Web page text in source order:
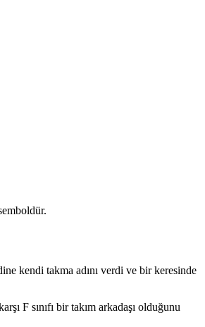
kendi takma adını verdi ve bir keresinde
F sınıfı bir takım arkadaşı olduğunu